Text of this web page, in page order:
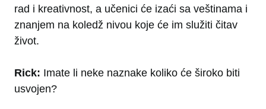
rad i kreativnost, a učenici će izaći sa veštinama i
znanjem na koledž nivou koje će im služiti čitav
život.
Rick: Imate li neke naznake koliko će široko biti
usvojen?